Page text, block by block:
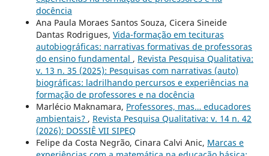
docência
Ana Paula Moraes Santos Souza, Cicera Sineide
Dantas Rodrigues, Vida-formação em tecituras
autobiográficas: narrativas formativas de professoras
do ensino fundamental , Revista Pesquisa Qualitativa:
v. 13 n. 35 (2025): Pesquisas com narrativas (auto)
biográficas: ladrilhando percursos e experiências na
formação de professores e na docência
Marlécio Maknamara, Professores, mas… educadores
ambientais? , Revista Pesquisa Qualitativa: v. 14 n. 42
(2026): DOSSIÊ VII SIPEQ
Felipe da Costa Negrão, Cinara Calvi Anic, Marcas e